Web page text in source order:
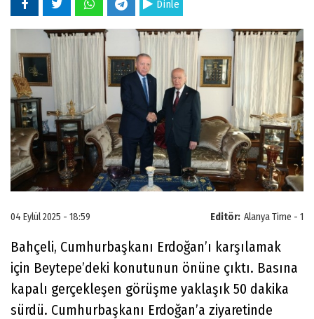
Dinle
Editör: Alanya Time - 1
04 Eylül 2025 - 18:59
Bahçeli, Cumhurbaşkanı Erdoğan’ı karşılamak
için Beytepe’deki konutunun önüne çıktı. Basına
kapalı gerçekleşen görüşme yaklaşık 50 dakika
sürdü. Cumhurbaşkanı Erdoğan’a ziyaretinde